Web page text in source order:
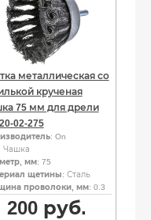
металлическая со
крученая
75 мм для дрели
02-275
: On
: Чашка
мм: 75
щетины: Сталь
проволоки, мм: 0.3
200 руб.